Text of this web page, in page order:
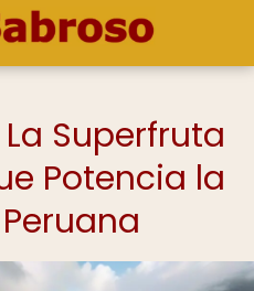
Superfruta
Potencia la